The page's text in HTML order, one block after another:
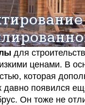
для
ценами. В
которая
появился
Он тоже не